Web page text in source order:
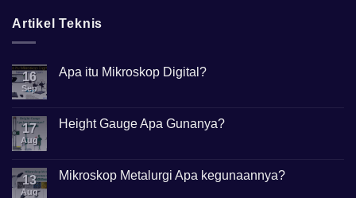
Artikel Teknis
16
Sep
Apa itu Mikroskop Digital?
Apa
itu
17
Aug
Height Gauge Apa Gunanya?
Height
Gauge
13
Aug
Mikroskop Metalurgi Apa kegunaannya?